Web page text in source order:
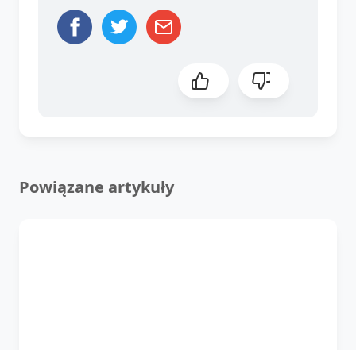
Powiązane artykuły